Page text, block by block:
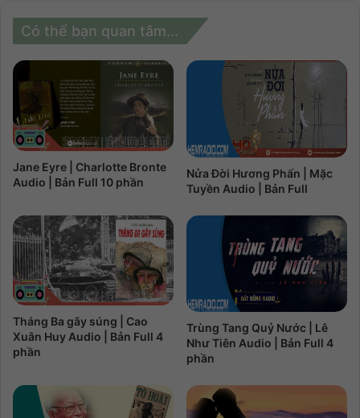
Có thể bạn quan tâm...
Jane Eyre | Charlotte Bronte
Audio | Bản Full 10 phần
Nửa Đời Hương Phấn | Mặc
Tuyền Audio | Bản Full
Tháng Ba gãy súng | Cao
Xuân Huy Audio | Bản Full 4
phần
Trùng Tang Quỷ Nước | Lê
Như Tiên Audio | Bản Full 4
phần